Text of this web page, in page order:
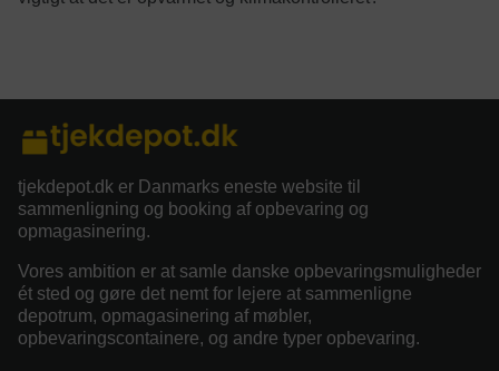
tjekdepot.dk er Danmarks eneste website til
sammenligning og booking af opbevaring og
opmagasinering.
Vores ambition er at samle danske opbevaringsmuligheder
ét sted og gøre det nemt for lejere at sammenligne
depotrum, opmagasinering af møbler,
opbevaringscontainere, og andre typer opbevaring.